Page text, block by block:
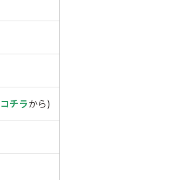
コチラから)